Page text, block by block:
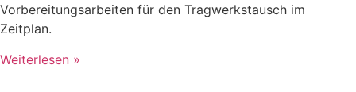
Vorbereitungsarbeiten für den Tragwerkstausch im
Zeitplan.
Weiterlesen »